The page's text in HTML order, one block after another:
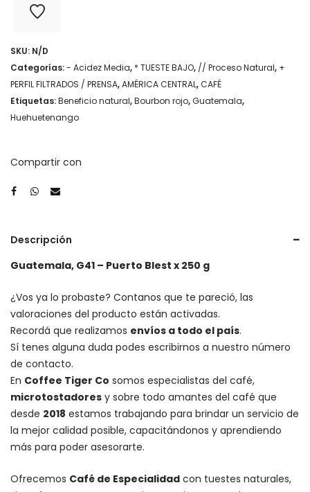
SKU: N/D
Categorías:- Acidez Media, * TUESTE BAJO, // Proceso Natural, +
PERFIL FILTRADOS / PRENSA,AMÉRICA CENTRAL,CAFÉ
Etiquetas:Beneficio natural,Bourbon rojo,Guatemala,
Huehuetenango
Compartir con
Descripción
Guatemala, G41 – Puerto Blest x 250 g
¿Vos ya lo probaste? Contanos que te pareció, las
valoraciones del producto están activadas.
Recordá que realizamos envíos a todo el país.
Sí tenes alguna duda podes escribirnos a nuestro número
de contacto.
En Coffee Tiger Co somos especialistas del café,
microtostadores y sobre todo amantes del café que
desde 2018 estamos trabajando para brindar un servicio de
la mejor calidad posible, capacitándonos y aprendiendo
más para poder asesorarte.
Ofrecemos Café de Especialidad con tuestes naturales,